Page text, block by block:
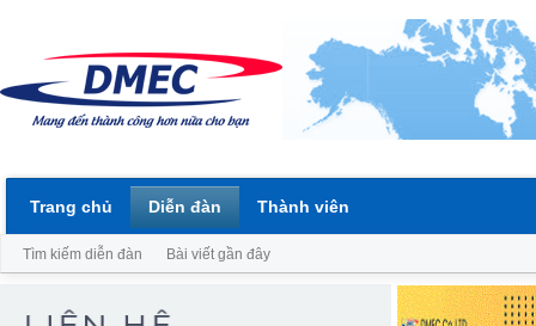
Trang chủ Diễn đàn
Tìm kiếm diễn đàn Bài viết gần đây
Thành viên